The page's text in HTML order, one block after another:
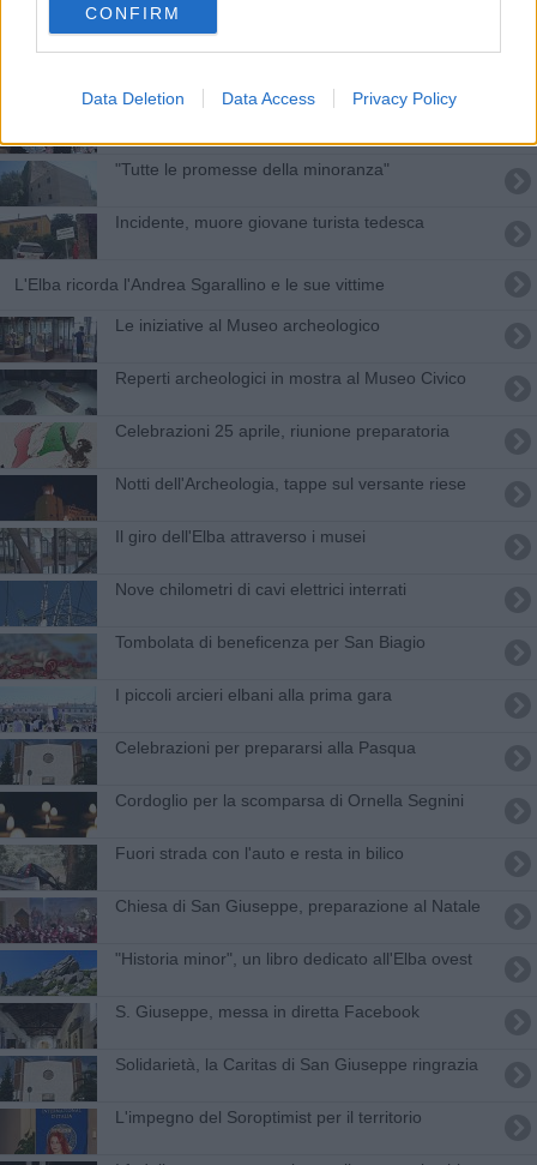
CONFIRM
Data Deletion Data Access Privacy Policy
Annullati i lavori alle scuole
"Tutte le promesse della minoranza"
Incidente, muore giovane turista tedesca
L'Elba ricorda l'Andrea Sgarallino e le sue vittime
​Le iniziative al Museo archeologico
Reperti archeologici in mostra al Museo Civico
Celebrazioni 25 aprile, riunione preparatoria
Notti dell'Archeologia, tappe sul versante riese
Il giro dell'Elba attraverso i musei
Nove chilometri di cavi elettrici interrati
Tombolata di beneficenza per San Biagio
I piccoli arcieri elbani alla prima gara
Celebrazioni per prepararsi alla Pasqua
Cordoglio per la scomparsa di Ornella Segnini
Fuori strada con l'auto e resta in bilico
Chiesa di San Giuseppe, preparazione al Natale
"Historia minor", un libro dedicato all'Elba ovest
S. Giuseppe, messa in diretta Facebook
Solidarietà, la Caritas di San Giuseppe ringrazia
L'impegno del Soroptimist per il territorio